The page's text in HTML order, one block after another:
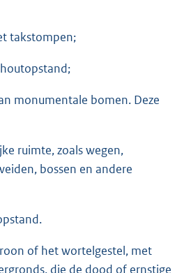
takstompen;
monumentale bomen. Deze
ruimte, zoals wegen,
bossen en andere
of het wortelgestel, met
die de dood of ernstige